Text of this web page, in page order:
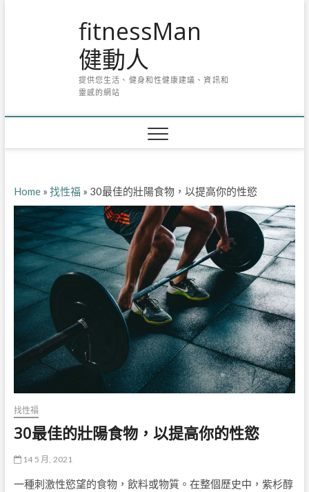
fitnessMan
健動人
提供您生活、健身和性健康建議、資訊和
靈感的網站
Home» 找性福 » 30最佳的壯陽食物，以提高你的性慾
找性福
30最佳的壯陽食物，以提高你的性慾
14 5 月, 2021
一種刺激性慾望的食物，飲料或物質。在整個歷史中，紫杉醇